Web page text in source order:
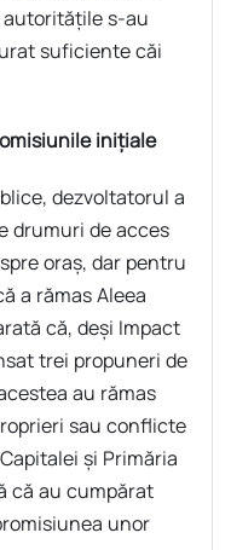
s-au
suficiente căi
inițiale
dezvoltatorul a
drumuri de acces
oraș, dar pentru
a rămas Aleea
că, deși Impact
trei propuneri de
au rămas
sau conflicte
și Primăria
că au cumpărat
unor